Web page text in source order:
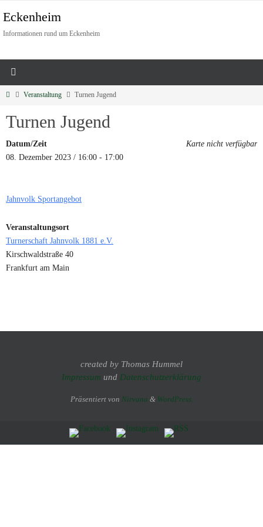
Eckenheim
Informationen rund um Eckenheim
Veranstaltung Turnen Jugend
Turnen Jugend
Karte nicht verfügbar
Datum/Zeit
08. Dezember 2023 / 16:00 - 17:00
Jahnvolk Sportangebot
Veranstaltungsort
Turnerschaft Jahnvolk 1881 e.V.
Kirschwaldstraße 40
Frankfurt am Main
created by Thomas Hummel
Impressum und Datenschutzerklärung
Präsentiert von Nirvana & WordPress.